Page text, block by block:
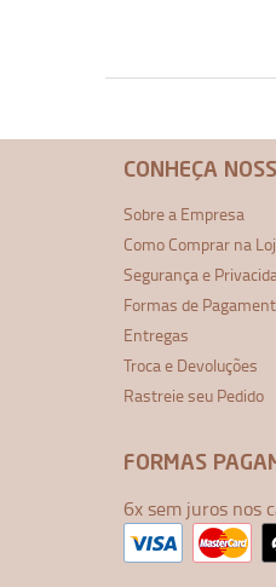
CONHEÇA
Sobre a Empresa
Como Comprar na
Segurança e
Formas de
Entregas
Troca e Devoluções
Rastreie seu Pedido
FORMAS
6x sem juros nos